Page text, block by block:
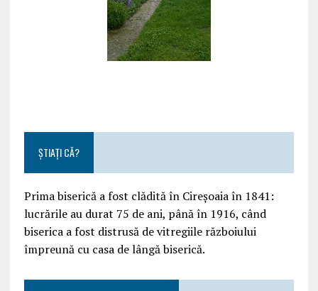
ȘTIAȚI CĂ?
Prima biserică a fost clădită în Cireșoaia în 1841:
lucrările au durat 75 de ani, până în 1916, când
biserica a fost distrusă de vitregiile războiului
împreună cu casa de lângă biserică.